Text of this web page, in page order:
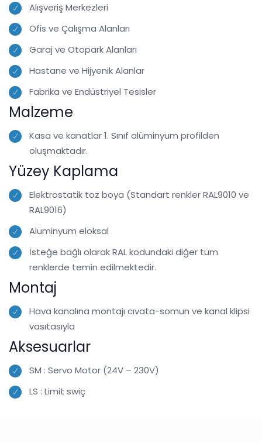
Alışveriş Merkezleri
Ofis ve Çalışma Alanları
Garaj ve Otopark Alanları
Hastane ve Hijyenik Alanlar
Fabrika ve Endüstriyel Tesisler
Malzeme
Kasa ve kanatlar 1. Sınıf alüminyum profilden
oluşmaktadır.
Yüzey Kaplama
Elektrostatik toz boya (Standart renkler RAL9010 ve
RAL9016)
Alüminyum eloksal
İsteğe bağlı olarak RAL kodundaki diğer tüm
renklerde temin edilmektedir.
Montaj
Hava kanalına montajı cıvata-somun ve kanal klipsi
vasıtasıyla
Aksesuarlar
SM : Servo Motor (24V – 230V)
LS : Limit swiç